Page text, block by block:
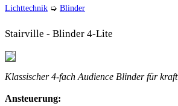
Lichttechnik ➭ Blinder
Stairville - Blinder 4-Lite
Klassischer 4-fach Audience Blinder für
Ansteuerung: